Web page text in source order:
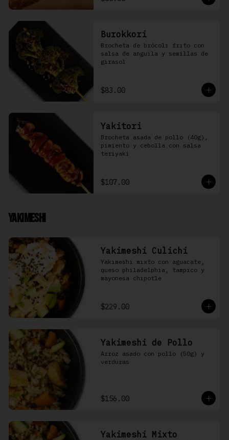
Burokkori
Brocheta de brócoli frito con
salsa de anguila y semillas de
girasol
$83.00
Yakitori
Brocheta asada de pollo (40g),
pimiento y cebolla con salsa
teriyaki
$107.00
Yakimeshi
Yakimeshi Culichi
Yakimeshi mixto con aguacate,
queso philadelphia, tampico y
mayonesa chipotle
$229.00
Yakimeshi de Pollo
Arroz asado con pollo (50g) y
verduras
$156.00
Yakimeshi Mixto